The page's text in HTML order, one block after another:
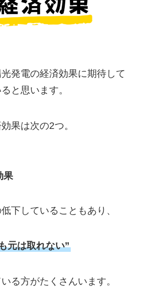
発電の経済効果に期待して
と思います。
果は次の2つ。
果
下していることもあり、
元は取れない”
る方がたくさんいます。